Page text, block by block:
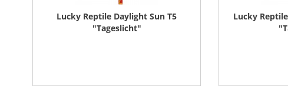
Lucky Reptile Daylight Sun T5
"Tageslicht"
Lucky